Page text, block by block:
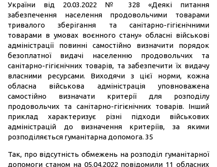
України від 20.03.2022 № 328 «Деякі питання
забезпечення населення продовольчими товарами
тривалого зберігання та санітарно-гігієнічними
товарами в умовах воєнного стану» обласні військові
адміністрації повинні самостійно визначити порядок
безоплатної видачі населенню продовольчих та
санітарно-гігієнічних товарів, та забезпечити їх видачу
власними ресурсами. Виходячи з цієї норми, кожна
обласна військова адміністрація уповноважена
самостійно визначати критерії для розподілу
продовольчих та санітарно-гігієнічних товарів. Інший
приклад характеризує різні підходи військових
адміністрацій до визначення критеріїв, за якими
розподіляється гуманітарна допомога. 35
Так, про відсутність обмежень на розподіл гуманітарної
допомоги станом на 05.04.2022 повідомили 11 обласних